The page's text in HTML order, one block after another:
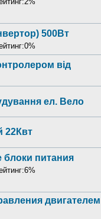
500Вт
від
ел. Вело
22Квт
питания
двигателем